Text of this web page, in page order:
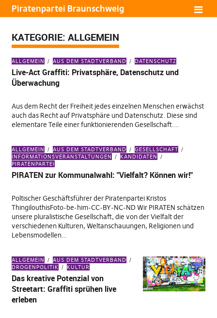
Piratenpartei Braunschweig
KATEGORIE: ALLGEMEIN
ALLGEMEIN AUS DEM STADTVERBAND DATENSCHUTZ
Live-Act Graffiti: Privatsphäre, Datenschutz und
Überwachung
Aus dem Recht der Freiheit jedes einzelnen Menschen erwächst
auch das Recht auf Privatsphäre und Datenschutz. Diese sind
elementare Teile einer funktionierenden Gesellschaft.…
ALLGEMEIN AUS DEM STADTVERBAND
GESELLSCHAFT
INFORMATIONSVERANSTALTUNGEN
KANDIDATEN
PIRATENPARTEI
PIRATEN zur Kommunalwahl: "Vielfalt? Können wir!"
Poltischer Geschäftsführer der Piratenpartei Kristos
ThingilouthisFoto-be-him-CC-BY-NC-ND Wir PIRATEN schätzen
unsere pluralistische Gesellschaft, die von der Vielfalt der
verschiedenen Kulturen, Weltanschauungen, Religionen und
Lebensmodellen…
ALLGEMEIN
AUS DEM STADTVERBAND
DROGENPOLITIK
KULTUR
Das kreative Potenzial von
Streetart: Graffiti sprühen live
erleben